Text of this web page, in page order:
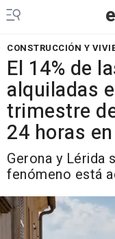
CONSTRUCCIÓN Y
El 14% de
alquiladas
trimestre
24 horas
Gerona y Lérida
fenómeno está